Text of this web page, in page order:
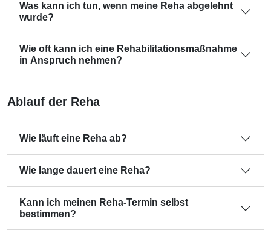
Was kann ich tun, wenn meine Reha abgelehnt
wurde?
Wie oft kann ich eine Rehabilitationsmaßnahme
in Anspruch nehmen?
Ablauf der Reha
Wie läuft eine Reha ab?
Wie lange dauert eine Reha?
Kann ich meinen Reha-Termin selbst
bestimmen?